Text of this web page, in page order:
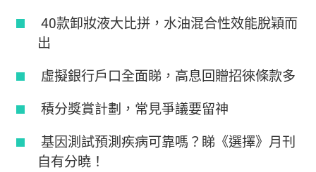
40款卸妝液大比拼，水油混合性效能脫穎而
出
虛擬銀行戶口全面睇，高息回贈招徠條款多
積分獎賞計劃，常見爭議要留神
基因測試預測疾病可靠嗎？睇《選擇》月刊
自有分曉！